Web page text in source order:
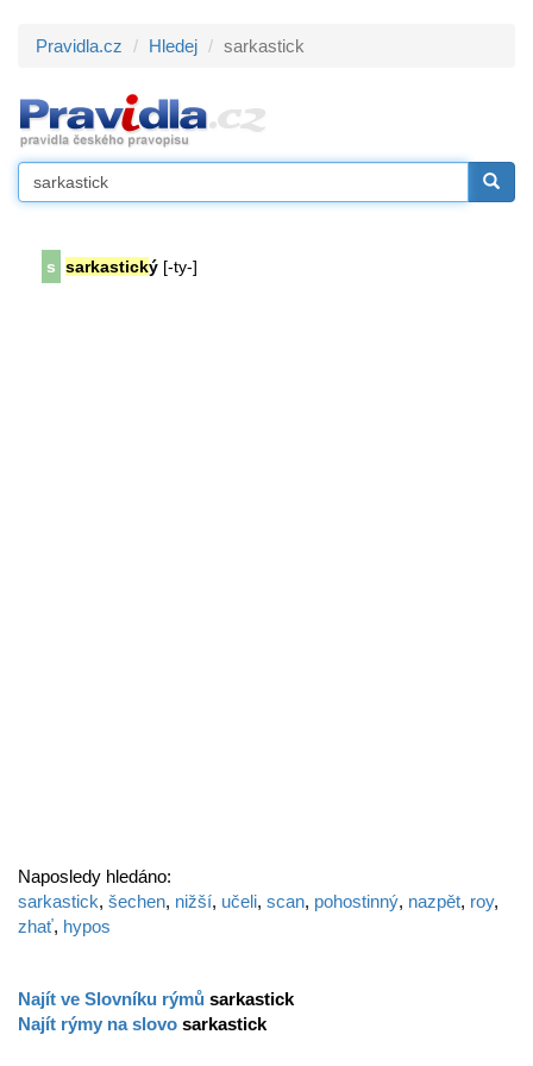
Pravidla.cz Hledej sarkastick
s sarkastický [-ty-]
Naposledy hledáno:
sarkastick, šechen, nižší, učeli, scan, pohostinný, nazpět, roy,
zhať, hypos
Najít ve Slovníku rýmů sarkastick
Najít rýmy na slovo sarkastick